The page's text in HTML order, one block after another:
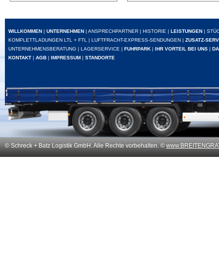
WILLKOMMEN | UNTERNEHMEN | ANSPRECHPARTNER | HISTORIE | LEISTUNGEN |
KOMPLETTLADUNGEN LTL + FTL
| LUFTFRACHT-EXPRESS-SENDUNGEN | ZUSATZ-
UNTERNEHMENSBERATUNG | LAGERSERVICE | FUHRPARK | IHR VORTEIL BEI UNS |
KONTAKT | AGB | IMPRESSUM | STANDORTE
© Schreck + Batz Logistik GmbH. Alle Rechte vorbehalten. ©